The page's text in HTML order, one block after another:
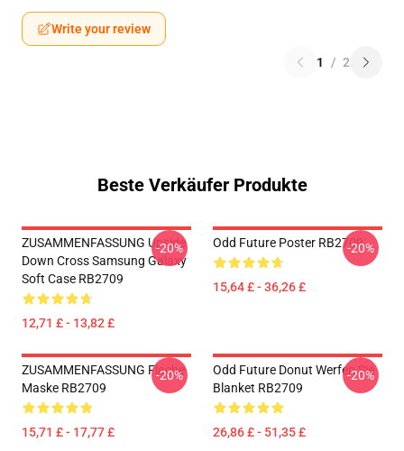
Write your review
1 / 2
Beste Verkäufer Produkte
ZUSAMMENFASSUNG Upside
Down Cross Samsung Galaxy
Soft Case RB2709
12,71 £ - 13,82 £
-20% Odd Future Poster RB2709
15,64 £ - 36,26 £
-20%
ZUSAMMENFASSUNG Flache
Maske RB2709
15,71 £ - 17,77 £
-20%
Odd Future Donut Werfen Sie
Blanket RB2709
26,86 £ - 51,35 £
-20%